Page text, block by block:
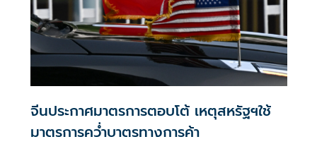
จีนประกาศมาตรการตอบโต้ เหตุสหรัฐฯใช้
มาตรการคว่ำบาตรทางการค้า